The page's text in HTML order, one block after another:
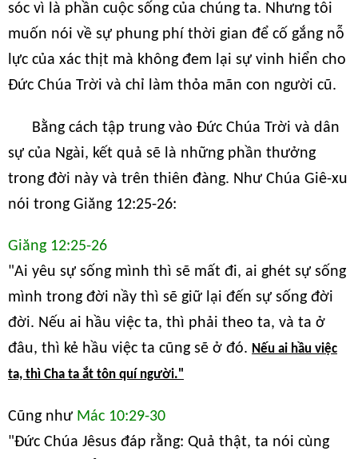
sóc vì là phần cuộc sống của chúng ta. Nhưng tôi
muốn nói về sự phung phí thời gian để cố gắng nỗ
lực của xác thịt mà không đem lại sự vinh hiển cho
Đức Chúa Trời và chỉ làm thỏa mãn con người cũ.
Bằng cách tập trung vào Đức Chúa Trời và dân
sự của Ngài, kết quả sẽ là những phần thưởng
trong đời này và trên thiên đàng. Như Chúa Giê-xu
nói trong Giăng 12:25-26:
Giăng 12:25-26
"Ai yêu sự sống mình thì sẽ mất đi, ai ghét sự sống
mình trong đời nầy thì sẽ giữ lại đến sự sống đời
đời. Nếu ai hầu việc ta, thì phải theo ta, và ta ở
đâu, thì kẻ hầu việc ta cũng sẽ ở đó. Nếu ai hầu việc
ta, thì Cha ta ắt tôn quí người."
Cũng như Mác 10:29-30
"Đức Chúa Jêsus đáp rằng: Quả thật, ta nói cùng